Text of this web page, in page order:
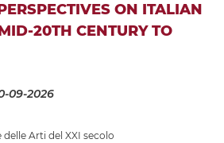
ON ITALIAN
20TH CENTURY TO
09-2026
delle Arti del XXI secolo